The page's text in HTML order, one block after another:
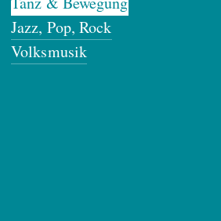
Jazz, Pop, Rock
Volksmusik